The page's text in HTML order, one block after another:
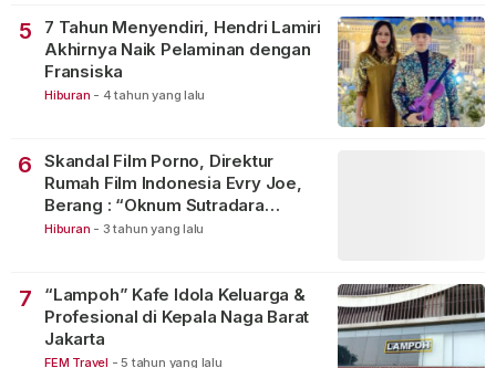
5
7 Tahun Menyendiri, Hendri Lamiri
Akhirnya Naik Pelaminan dengan
Fransiska
Hiburan - 4 tahun yang lalu
6
Skandal Film Porno, Direktur
Rumah Film Indonesia Evry Joe,
Berang : “Oknum Sutradara
Merusak Perfilman Indonesia”!
Hiburan - 3 tahun yang lalu
7
“Lampoh” Kafe Idola Keluarga &
Profesional di Kepala Naga Barat
Jakarta
FEM Travel - 5 tahun yang lalu